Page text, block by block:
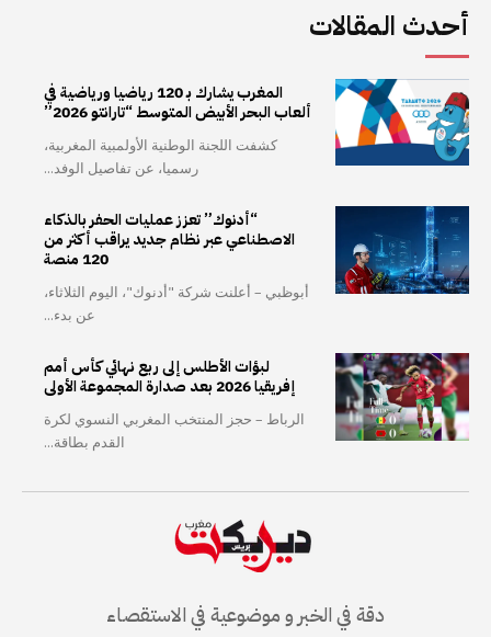
أحدث المقالات
المغرب يشارك بـ 120 رياضيا ورياضية في
ألعاب البحر الأبيض المتوسط “تارانتو 2026”
كشفت اللجنة الوطنية الأولمبية المغربية،
رسميا، عن تفاصيل الوفد...
“أدنوك” تعزز عمليات الحفر بالذكاء
الاصطناعي عبر نظام جديد يراقب أكثر من
120 منصة
أبوظبي – أعلنت شركة "أدنوك"، اليوم الثلاثاء،
عن بدء...
لبؤات الأطلس إلى ربع نهائي كأس أمم
إفريقيا 2026 بعد صدارة المجموعة الأولى
الرباط – حجز المنتخب المغربي النسوي لكرة
القدم بطاقة...
دقة في الخبر و موضوعية في الاستقصاء